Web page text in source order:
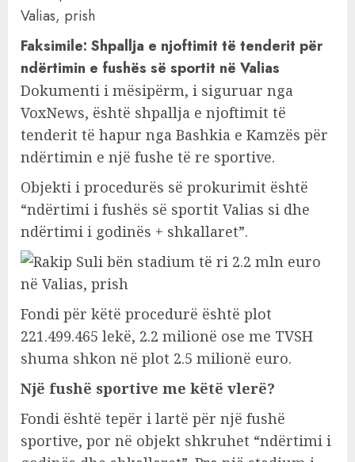
Faksimile: Shpallja e njoftimit të tenderit për
ndërtimin e fushës së sportit në Valias
Dokumenti i mësipërm, i siguruar nga
VoxNews, është shpallja e njoftimit të
tenderit të hapur nga Bashkia e Kamzës për
ndërtimin e një fushe të re sportive.
Objekti i procedurës së prokurimit është
“ndërtimi i fushës së sportit Valias si dhe
ndërtimi i godinës + shkallaret”.
Fondi për këtë procedurë është plot
221.499.465 lekë, 2.2 milionë ose me TVSH
shuma shkon në plot 2.5 milionë euro.
Një fushë sportive me këtë vlerë?
Fondi është tepër i lartë për një fushë
sportive, por në objekt shkruhet “ndërtimi i